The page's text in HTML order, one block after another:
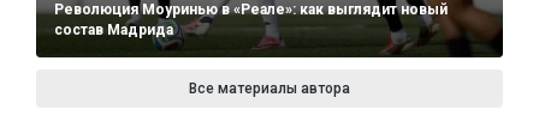
Революция Моуринью в «Реале»: как выглядит новый
состав Мадрида
Все материалы автора